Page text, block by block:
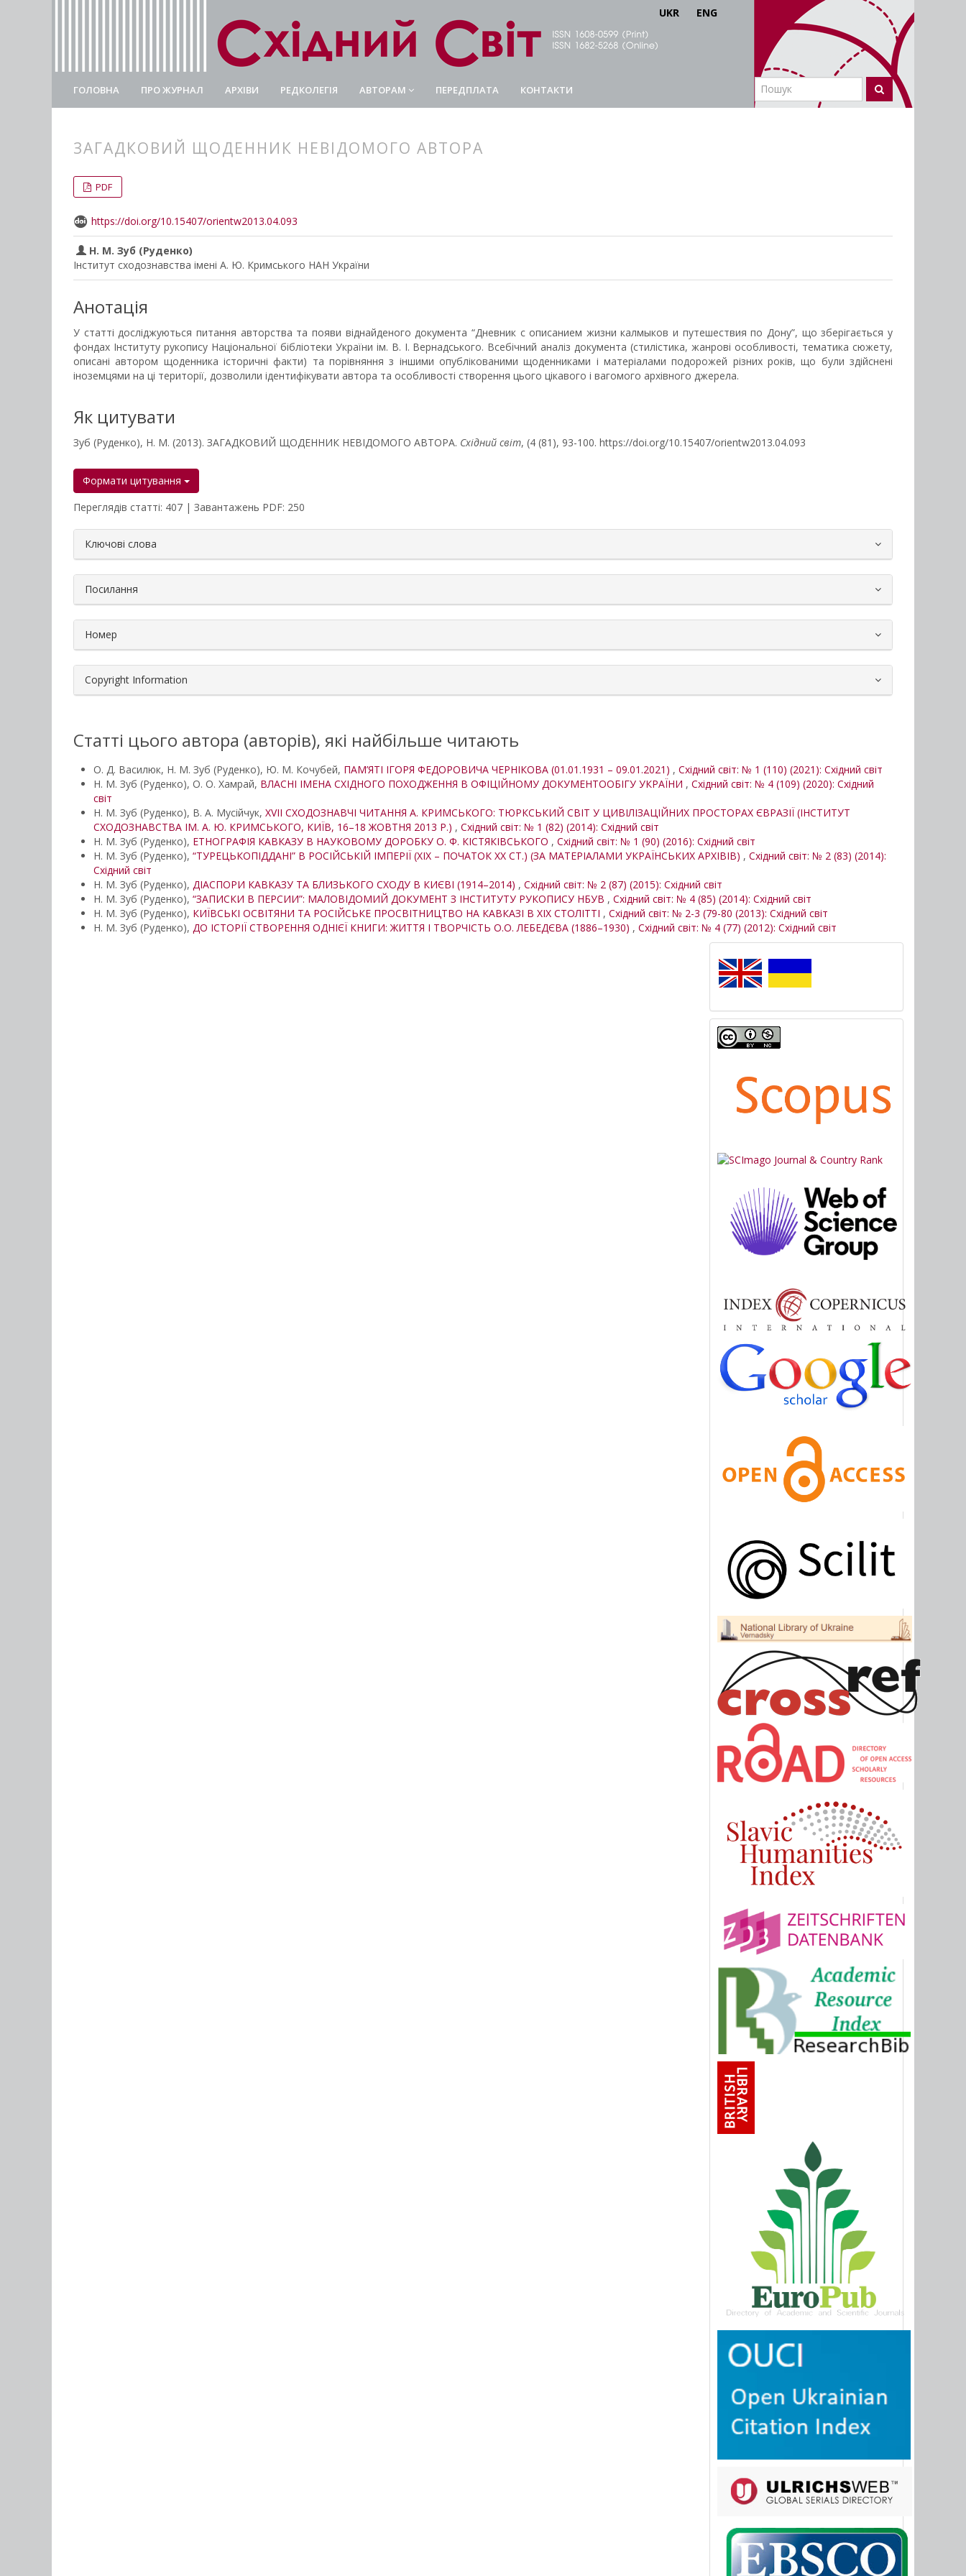
UKR ENG
ГОЛОВНА ПРО ЖУРНАЛ АРХІВИ РЕДКОЛЕГІЯ АВТОРАМ ПЕРЕДПЛАТА КОНТАКТИ
ЗАГАДКОВИЙ ЩОДЕННИК НЕВІДОМОГО АВТОРА
##plugins.themes.bootstrap3.article.main##
##plugins.themes.bootstrap3.article.sidebar##
PDF
https://doi.org/10.15407/orientw2013.04.093
Н. М. Зуб (Руденко)
Інститут сходознавства імені А. Ю. Кримського НАН України
Анотація
У статті досліджуються питання авторства та появи віднайденого документа “Дневник с описанием жизни калмыков и путешествия по Дону”, що зберігається у
фондах Інституту рукопису Національної бібліотеки України ім. В. І. Вернадського. Всебічний аналіз документа (стилістика, жанрові особливості, тематика сюжету,
описані автором щоденника історичні факти) та порівняння з іншими опублікованими щоденниками і матеріалами подорожей різних років, що були здійснені
іноземцями на ці території, дозволили ідентифікувати автора та особливості створення цього цікавого і вагомого архівного джерела.
Як цитувати
Зуб (Руденко), Н. М. (2013). ЗАГАДКОВИЙ ЩОДЕННИК НЕВІДОМОГО АВТОРА. Східний світ, (4 (81), 93-100. https://doi.org/10.15407/orientw2013.04.093
Формати цитування
Переглядів статті: 407 | Завантажень PDF: 250
##plugins.themes.bootstrap3.article.details##
Ключові слова
Посилання
Номер
Copyright Information
Статті цього автора (авторів), які найбільше читають
О. Д. Василюк, Н. М. Зуб (Руденко), Ю. М. Кочубей, ПАМ’ЯТІ ІГОРЯ ФЕДОРОВИЧА ЧЕРНІКОВА (01.01.1931 – 09.01.2021) , Східний світ: № 1 (110) (2021): Східний світ
Н. М. Зуб (Руденко), О. О. Хамрай, ВЛАСНІ ІМЕНА СХІДНОГО ПОХОДЖЕННЯ В ОФІЦІЙНОМУ ДОКУМЕНТООБІГУ УКРАЇНИ , Східний світ: № 4 (109) (2020): Східний
світ
Н. М. Зуб (Руденко), В. А. Мусійчук, XVІІ СХОДОЗНАВЧІ ЧИТАННЯ А. КРИМСЬКОГО: ТЮРКСЬКИЙ СВІТ У ЦИВІЛІЗАЦІЙНИХ ПРОСТОРАХ ЄВРАЗІЇ (ІНСТИТУТ
СХОДОЗНАВСТВА ІМ. А. Ю. КРИМСЬКОГО, КИЇВ, 16–18 ЖОВТНЯ 2013 Р.) , Східний світ: № 1 (82) (2014): Східний світ
Н. М. Зуб (Руденко), ЕТНОГРАФІЯ КАВКАЗУ В НАУКОВОМУ ДОРОБКУ О. Ф. КІСТЯКІВСЬКОГО , Східний світ: № 1 (90) (2016): Східний світ
Н. М. Зуб (Руденко), “ТУРЕЦЬКОПІДДАНІ” В РОСІЙСЬКІЙ ІМПЕРІЇ (ХІХ – ПОЧАТОК ХХ СТ.) (ЗА МАТЕРІАЛАМИ УКРАЇНСЬКИХ АРХІВІВ) , Східний світ: № 2 (83) (2014):
Східний світ
Н. М. Зуб (Руденко), ДІАСПОРИ КАВКАЗУ ТА БЛИЗЬКОГО СХОДУ В КИЄВІ (1914–2014) , Східний світ: № 2 (87) (2015): Східний світ
Н. М. Зуб (Руденко), “ЗАПИСКИ В ПЕРСИИ”: МАЛОВІДОМИЙ ДОКУМЕНТ З ІНСТИТУТУ РУКОПИСУ НБУВ , Східний світ: № 4 (85) (2014): Східний світ
Н. М. Зуб (Руденко), КИЇВСЬКІ ОСВІТЯНИ ТА РОСІЙСЬКЕ ПРОСВІТНИЦТВО НА КАВКАЗІ В ХІХ СТОЛІТТІ , Східний світ: № 2-3 (79-80 (2013): Східний світ
Н. М. Зуб (Руденко), ДО ІСТОРІЇ СТВОРЕННЯ ОДНІЄЇ КНИГИ: ЖИТТЯ І ТВОРЧІСТЬ О.О. ЛЕБЕДЄВА (1886–1930) , Східний світ: № 4 (77) (2012): Східний світ